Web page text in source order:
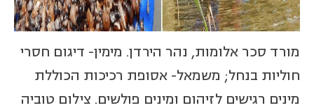
מורד סכר אלומות, נהר הירדן. מימין- דיגום חסרי
חוליות בנחל; משמאל- אסופת רכיכות הכוללת
מינים רגישים לזיהום ומינים פולשים. צילום טוביה